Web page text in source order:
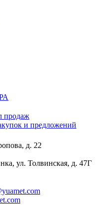
продаж
и предложений
д. 22
ул. Толвинская, д. 47Г